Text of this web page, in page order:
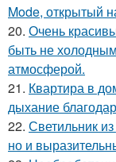
Mode, открытый
20. Очень
быть не
атмосферой.
21. Квартира в
дыхание
22. Светильник
но и